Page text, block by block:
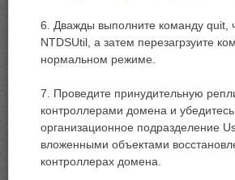
6. Дважды выполните команду quit,
NTDSUtil, а затем перезагрзуите
нормальном режиме.
7. Проведите принудительную
контроллерами домена и
организационное подразделение
вложенными объектами
контроллерах домена.